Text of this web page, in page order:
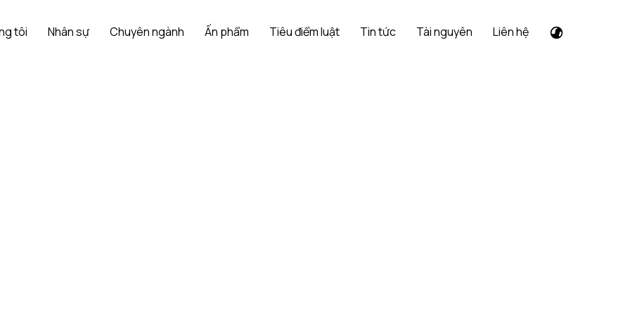
tôi Nhân sự Chuyên ngành Ấn phẩm Tiêu điểm luật Tin tức Tài nguyên Liên hệ